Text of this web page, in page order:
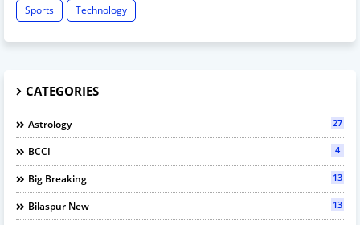
Sports Technology
CATEGORIES
Astrology 27
BCCI 4
Big Breaking 13
Bilaspur New 13